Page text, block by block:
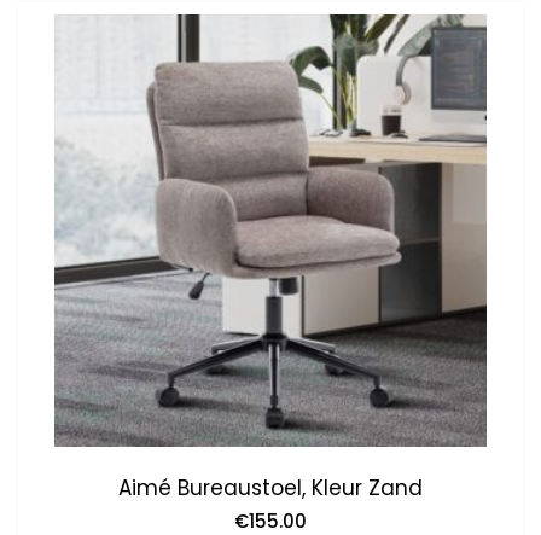
Aimé Bureaustoel, Kleur Zand
€155.00